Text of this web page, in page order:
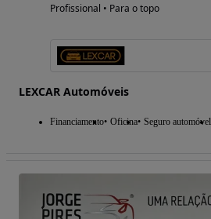
Profissional • Para o topo
LEXCAR Automóveis
Financiamento Oficina Seguro automóvel